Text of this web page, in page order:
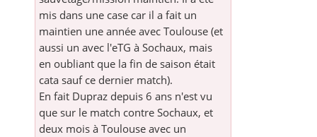
mis dans une case car il a fait un
maintien une année avec Toulouse (et
aussi un avec l'eTG à Sochaux, mais
en oubliant que la fin de saison était
cata sauf ce dernier match).
En fait Dupraz depuis 6 ans n'est vu
que sur le match contre Sochaux, et
deux mois à Toulouse avec un